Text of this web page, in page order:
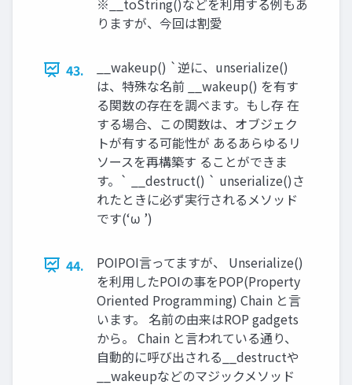
りますが、今回は割愛
43.
__wakeup() `逆に、unserialize()
は、特殊な名前 __wakeup() を有す
る関数の存在を調べます。もし存 在
する場合、この関数は、オブジェク
トが有する可能性が あるあらゆるリ
ソースを再構築す ることができま
す。` __destruct() ` unserialize()さ
れたときに必ず実行されるメソッド
です(‘ω ’)
44.
POIPOI言ってますが、 Unserialize()
を利用したPOIの事をPOP(Property
Oriented Programming) Chain と言
います。 名前の由来はROP gadgets
から。 Chain と言われている通り、
自動的に呼び出される__destructや
__wakeupなどのマジックメソッド